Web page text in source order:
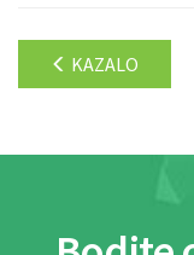
KAZALO